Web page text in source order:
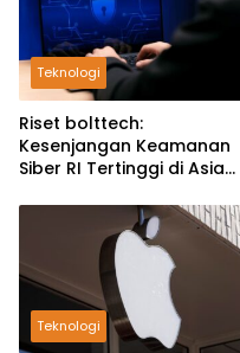
Teknologi
Riset bolttech:
Kesenjangan Keamanan
Siber RI Tertinggi di Asia
Teknologi